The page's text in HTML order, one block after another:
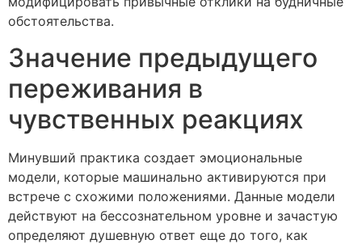
обстоятельства.
Значение предыдущего
переживания в
чувственных реакциях
Минувший практика создает эмоциональные
модели, которые машинально активируются при
встрече с схожими положениями. Данные модели
действуют на бессознательном уровне и зачастую
определяют душевную ответ еще до того, как